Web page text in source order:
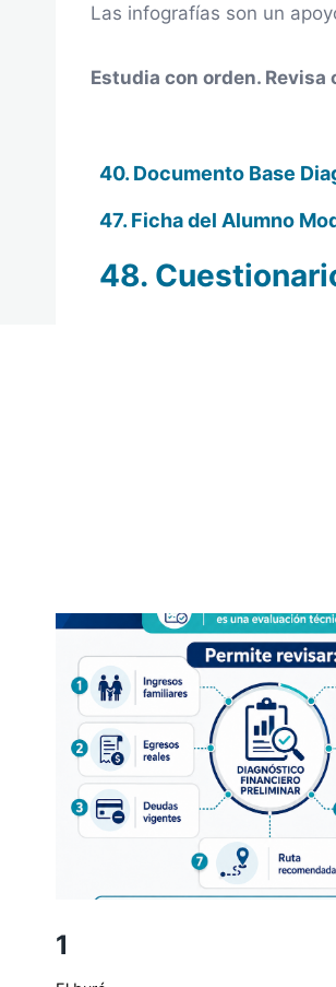
Las infografías son un
Estudia con orden.
40. Documento Base
47. Ficha del Alumno
48.
1